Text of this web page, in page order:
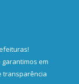
!
em
transparência